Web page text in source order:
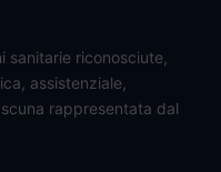
sanitarie riconosciute,
assistenziale,
rappresentata dal